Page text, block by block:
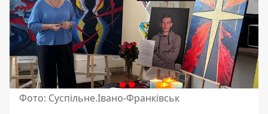
Фото: Суспільне.Івано-Франківськ